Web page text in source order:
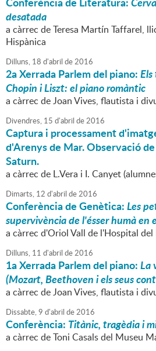
desatada
a càrrec de Teresa Martín Taffarel,
Hispànica
Dilluns, 18 d'abril de2016
2a XerradaParlem del piano:
Chopin i Liszt: el piano romàntic
a càrrec de Joan Vives, flautista i
Divendres, 15 d'abril de2016
Captura i processament
d'Arenys de Mar. Observació
Saturn.
a càrrec de L.Vera i I. Canyet
Dimarts, 12 d'abril de2016
Conferència de Genètica:Les
supervivència de l'ésser humà en
a càrrec d'Oriol Vall de l'Hospital
Dilluns, 11 d'abril de2016
1a XerradaParlem del piano:La
(Mozart, Beethoven i els seus
a càrrec de Joan Vives, flautista i
Dissabte,9 d'abril de2016
Conferència: Titànic, tragèdia i
a càrrec de Toni Casals del Museu